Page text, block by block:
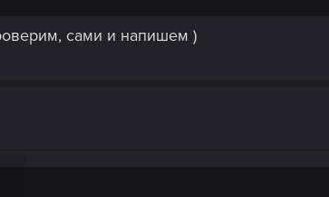
сами и напишем )